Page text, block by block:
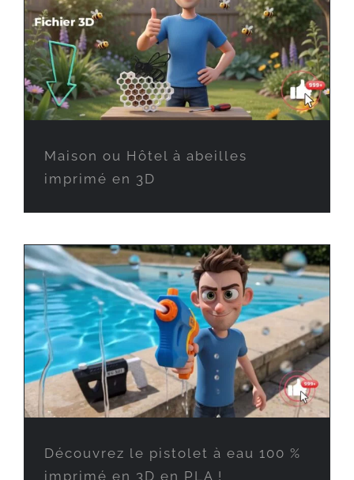
Maison ou Hôtel à abeilles
imprimé en 3D
Découvrez le pistolet à eau 100 %
imprimé en 3D en PLA !